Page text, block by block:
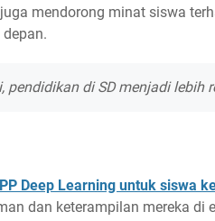
mendorong minat siswa
pendidikan di SD menjadi lebih
Deep Learning untuk siswa
dan keterampilan mereka di